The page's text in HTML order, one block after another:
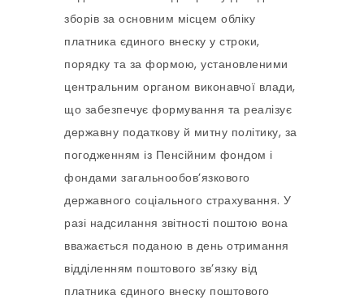
зборів за основним місцем обліку
платника єдиного внеску у строки,
порядку та за формою, установленими
центральним органом виконавчої влади,
що забезпечує формування та реалізує
державну податкову й митну політику, за
погодженням із Пенсійним фондом і
фондами загальнообов’язкового
державного соціального страхування. У
разі надсилання звітності поштою вона
вважається поданою в день отримання
відділенням поштового зв’язку від
платника єдиного внеску поштового